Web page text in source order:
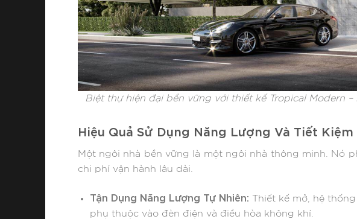
Biệt thự hiện đại bền vững với thiết kế Tropical Modern
Hiệu Quả Sử Dụng Năng Lượng Và Tiết Kiệm
Một ngôi nhà bền vững là một ngôi nhà thông minh. Nó
chi phí vận hành lâu dài.
Tận Dụng Năng Lượng Tự Nhiên: Thiết kế mở, hệ
phụ thuộc vào đèn điện và điều hòa không khí.